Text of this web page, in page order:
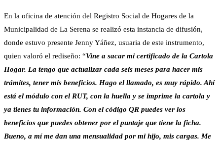
En la oficina de atención del Registro Social de Hogares de la
Municipalidad de La Serena se realizó esta instancia de difusión,
donde estuvo presente Jenny Yáñez, usuaria de este instrumento,
quien valoró el rediseño: “Vine a sacar mi certificado de la Cartola
Hogar. La tengo que actualizar cada seis meses para hacer mis
trámites, tener mis beneficios. Hago el llamado, es muy rápido. Ahí
está el módulo con el RUT, con la huella y se imprime la cartola y
ya tienes tu información. Con el código QR puedes ver los
beneficios que puedes obtener por el puntaje que tiene la ficha.
Bueno, a mí me dan una mensualidad por mi hijo, mis cargas. Me